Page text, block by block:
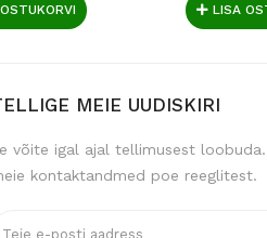
LISA
MEIE UUDISKIRI
võite igal ajal tellimusest
kontaktandmed poe reeglitest.